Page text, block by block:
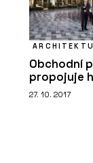
Obchodní
propojuje
27. 10. 2017